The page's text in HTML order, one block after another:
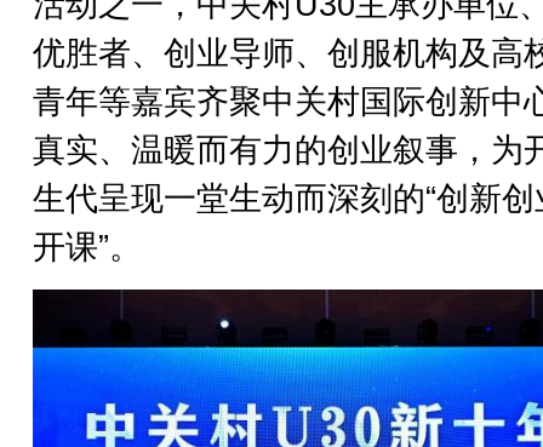
优胜者、创业导师、创服机构及高
青年等嘉宾齐聚中关村国际创新中
真实、温暖而有力的创业叙事，为
生代呈现一堂生动而深刻的“创新
开课”。